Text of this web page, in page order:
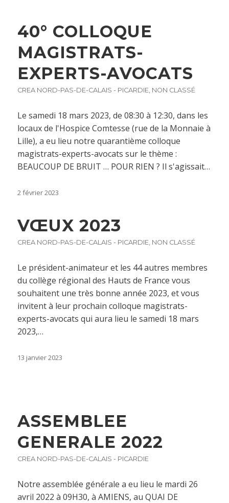
40° COLLOQUE
MAGISTRATS-
EXPERTS-AVOCATS
CREA NORD-PAS-DE-CALAIS - PICARDIE, NON CLASSÉ
Le samedi 18 mars 2023, de 08:30 à 12:30, dans les
locaux de l'Hospice Comtesse (rue de la Monnaie à
Lille), a eu lieu notre quarantième colloque
magistrats-experts-avocats sur le thème :
BEAUCOUP DE BRUIT … POUR RIEN ? Il s'agissait…
2 février 2023
VŒUX 2023
CREA NORD-PAS-DE-CALAIS - PICARDIE, NON CLASSÉ
Le président-animateur et les 44 autres membres
du collège régional des Hauts de France vous
souhaitent une très bonne année 2023, et vous
invitent à leur prochain colloque magistrats-
experts-avocats qui aura lieu le samedi 18 mars
2023,…
13 janvier 2023
ASSEMBLEE
GENERALE 2022
CREA NORD-PAS-DE-CALAIS - PICARDIE
Notre assemblée générale a eu lieu le mardi 26
avril 2022 à 09H30, à AMIENS, au QUAI DE